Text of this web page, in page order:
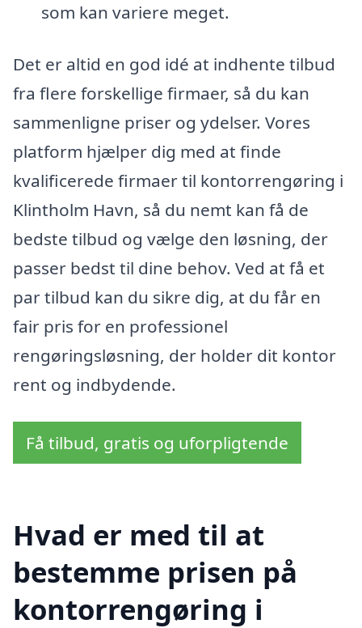
som kan variere meget.
Det er altid en god idé at indhente tilbud
fra flere forskellige firmaer, så du kan
sammenligne priser og ydelser. Vores
platform hjælper dig med at finde
kvalificerede firmaer til kontorrengøring i
Klintholm Havn, så du nemt kan få de
bedste tilbud og vælge den løsning, der
passer bedst til dine behov. Ved at få et
par tilbud kan du sikre dig, at du får en
fair pris for en professionel
rengøringsløsning, der holder dit kontor
rent og indbydende.
Få tilbud, gratis og uforpligtende
Hvad er med til at
bestemme prisen på
kontorrengøring i